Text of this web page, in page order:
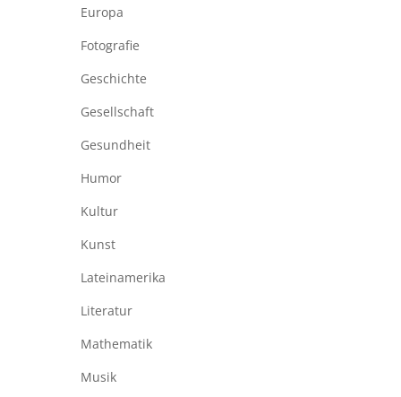
Europa
Fotografie
Geschichte
Gesellschaft
Gesundheit
Humor
Kultur
Kunst
Lateinamerika
Literatur
Mathematik
Musik